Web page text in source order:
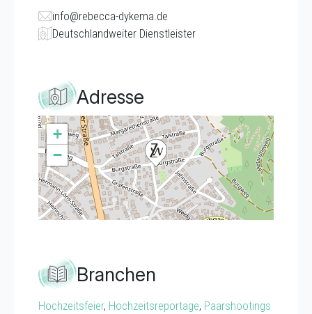
info@rebecca-dykema.de
Deutschlandweiter Dienstleister
Adresse
+
−
Branchen
Hochzeitsfeier, Hochzeitsreportage, Paarshootings